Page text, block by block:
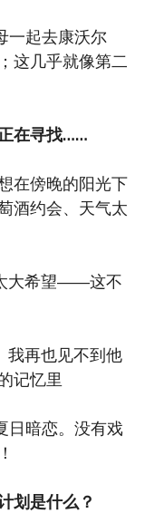
一起去康沃尔
这几乎就像第二
在寻找……
在傍晚的阳光下
酒约会、天气太
大希望——这不
我再也见不到他
记忆里
日暗恋。没有戏
划是什么？